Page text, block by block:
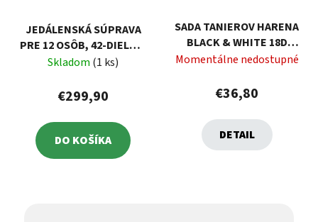
JEDÁLENSKÁ SÚPRAVA
PRE 12 OSÔB, 42-DIELNA,
KUBIKO AMBITION
Skladom (1 ks)
€299,90
DO KOŠÍKA
SADA TANIEROV HARENA
BLACK & WHITE 18D
LUMINARC
Momentálne nedostupné
€36,80
DETAIL